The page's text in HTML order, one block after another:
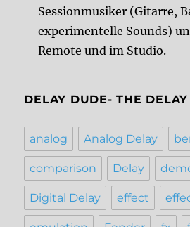
Sessionmusiker (Gitarre,
experimentelle Sounds)
Remote und im Studio.
DELAY DUDE- THE
analog Analog Delay
comparison Delay
Digital Delay effect